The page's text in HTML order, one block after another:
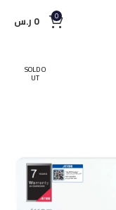
0
0 ر.س
SOLD O
UT